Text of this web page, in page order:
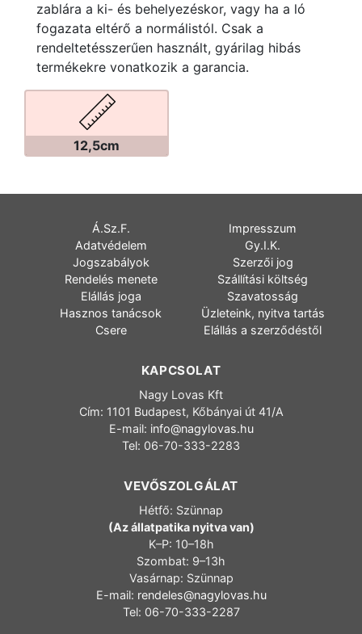
zablára a ki- és behelyezéskor, vagy ha a ló
fogazata eltérő a normálistól. Csak a
rendeltetésszerűen használt, gyárilag hibás
termékekre vonatkozik a garancia.
12,5cm
Á.Sz.F.
Impresszum
Adatvédelem
Gy.I.K.
Jogszabályok
Szerzői jog
Rendelés menete
Szállítási költség
Elállás joga
Szavatosság
Hasznos tanácsok
Üzleteink, nyitva tartás
Csere
Elállás a szerződéstől
KAPCSOLAT
Nagy Lovas Kft
Cím: 1101 Budapest, Kőbányai út 41/A
E-mail: info@nagylovas.hu
Tel: 06-70-333-2283
VEVŐSZOLGÁLAT
Hétfő: Szünnap
(Az állatpatika nyitva van)
K–P: 10–18h
Szombat: 9–13h
Vasárnap: Szünnap
E-mail: rendeles@nagylovas.hu
Tel: 06-70-333-2287